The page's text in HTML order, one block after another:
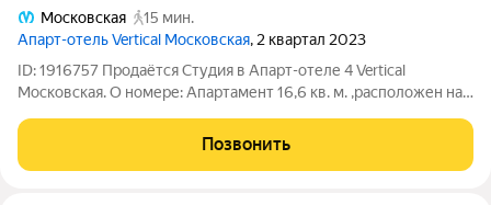
Московская
15 мин.
Апарт-отель Vertical Московская, 2 квартал 2023
ID: 1916757 Продаётся Студия в Апарт-отеле 4 Vertical
Московская. О номере: Апартамент 16,6 кв. м. ,расположен на
вандало-устойчивой мебелью, бытовой техникой, посудой и
текстилем. Установлена
Позвонить